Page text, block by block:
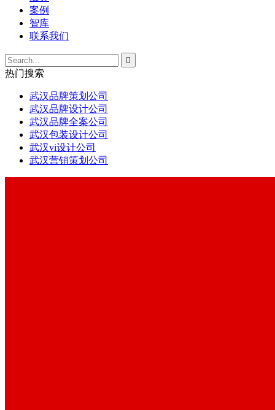
案例
智库
联系我们

热门搜索
武汉品牌策划公司
武汉品牌设计公司
武汉品牌全案公司
武汉包装设计公司
武汉vi设计公司
武汉营销策划公司